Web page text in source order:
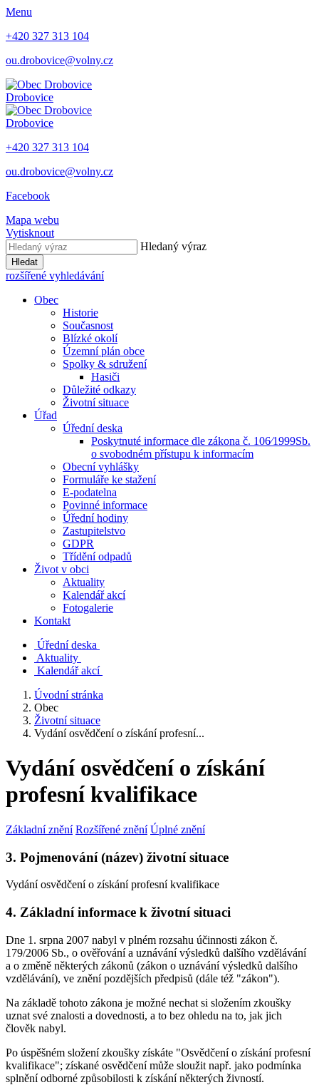
Menu
+420 327 313 104
ou.drobovice@volny.cz
Drobovice
Drobovice
+420 327 313 104
ou.drobovice@volny.cz
Facebook
Mapa webu
Vytisknout
Hledaný výraz
Hledat
rozšířené vyhledávání
Obec
Historie
Současnost
Blízké okolí
Územní plán obce
Spolky & sdružení
Hasiči
Důležité odkazy
Životní situace
Úřad
Úřední deska
Poskytnuté informace dle zákona č. 106⁄1999Sb.
o svobodném přístupu k informacím
Obecní vyhlášky
Formuláře ke stažení
E-podatelna
Povinné informace
Úřední hodiny
Zastupitelstvo
GDPR
Třídění odpadů
Život v obci
Aktuality
Kalendář akcí
Fotogalerie
Kontakt
Úřední deska
Aktuality
Kalendář akcí
Úvodní stránka
Obec
Životní situace
Vydání osvědčení o získání profesní...
Vydání osvědčení o získání
profesní kvalifikace
Základní znění Rozšířené znění Úplné znění
3. Pojmenování (název) životní situace
Vydání osvědčení o získání profesní kvalifikace
4. Základní informace k životní situaci
Dne 1. srpna 2007 nabyl v plném rozsahu účinnosti zákon č.
179/2006 Sb., o ověřování a uznávání výsledků dalšího vzdělávání
a o změně některých zákonů (zákon o uznávání výsledků dalšího
vzdělávání), ve znění pozdějších předpisů (dále též "zákon").
Na základě tohoto zákona je možné nechat si složením zkoušky
uznat své znalosti a dovednosti, a to bez ohledu na to, jak jich
člověk nabyl.
Po úspěšném složení zkoušky získáte "Osvědčení o získání profesní
kvalifikace"; získané osvědčení může sloužit např. jako podmínka
splnění odborné způsobilosti k získání některých živností.